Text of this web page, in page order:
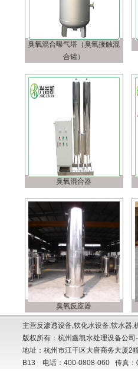
臭氧混合曝气塔（臭氧接触混
合罐）
臭氧混合器
臭氧反应器
主营反渗透设备,软化水设备,软水器
版权所有：杭州鑫凯水处理设备公
地址：杭州市江干区大唐商务大厦2
B13 电话：400-0808-060 传真：